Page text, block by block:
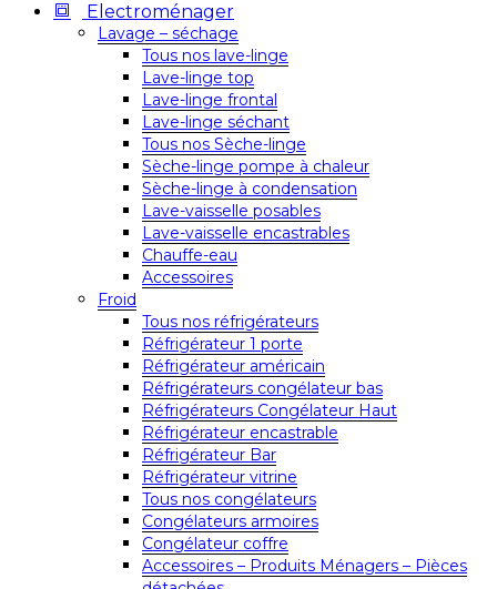
Electroménager
Lavage – séchage
Tous nos lave-linge
Lave-linge top
Lave-linge frontal
Lave-linge séchant
Tous nos Sèche-linge
Sèche-linge pompe à chaleur
Sèche-linge à condensation
Lave-vaisselle posables
Lave-vaisselle encastrables
Chauffe-eau
Accessoires
Froid
Tous nos réfrigérateurs
Réfrigérateur 1 porte
Réfrigérateur américain
Réfrigérateurs congélateur bas
Réfrigérateurs Congélateur Haut
Réfrigérateur encastrable
Réfrigérateur Bar
Réfrigérateur vitrine
Tous nos congélateurs
Congélateurs armoires
Congélateur coffre
Accessoires – Produits Ménagers – Pièces